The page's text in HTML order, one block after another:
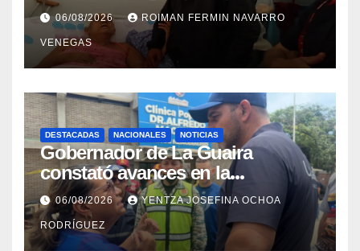
con discapacidad en
campamentos de La Guaira
06/08/2026 ROIMAN FERMIN NAVARRO
VENEGAS
DESTACADAS NACIONALES NOTICIAS
Gobernador de La Guaira
constató avances en la
rehabilitación del Hospitalito de
Catia la Mar
06/08/2026 YENTZA JOSEFINA OCHOA
RODRÍGUEZ